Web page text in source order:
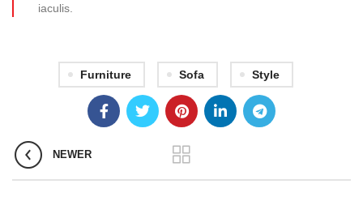
iaculis.
Furniture Sofa Style
NEWER